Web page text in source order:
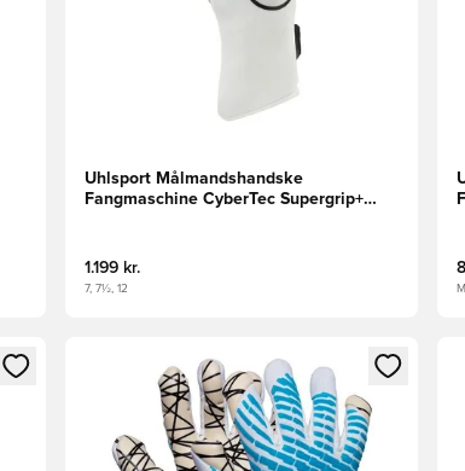
Uhlsport Målmandshandske
Fangmaschine CyberTec Supergrip+
1.199 kr.
7, 7½, 12
tilmelde dig som medlem
Åbner en Modal til at logge ind eller tilmelde